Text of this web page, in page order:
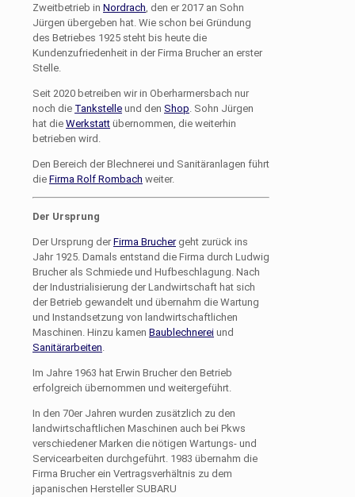
Zweitbetrieb in Nordrach , den er 2017 an Sohn
Jürgen übergeben hat. Wie schon bei Gründung
des Betriebes 1925 steht bis heute die
Kundenzufriedenheit in der Firma Brucher an erster
Stelle.
Seit 2020 betreiben wir in Oberharmersbach nur
noch die Tankstelle und den Shop . Sohn Jürgen
hat die Werkstatt übernommen, die weiterhin
betrieben wird.
Den Bereich der Blechnerei und Sanitäranlagen führt
die Firma Rolf Rombach weiter.
Der Ursprung
Der Ursprung der Firma Bruchergeht zurück ins
Jahr 1925. Damals entstand die Firma durch Ludwig
Brucher als Schmiede und Hufbeschlagung. Nach
der Industrialisierung der Landwirtschaft hat sich
der Betrieb gewandelt und übernahm die Wartung
und Instandsetzung von landwirtschaftlichen
Maschinen. Hinzu kamen Baublechnerei und
Sanitärarbeiten
Im Jahre 1963 hat Erwin Brucher den Betrieb
erfolgreich übernommen und weitergeführt.
In den 70er Jahren wurden zusätzlich zu den
landwirtschaftlichen Maschinen auch bei Pkws
verschiedener Marken die nötigen Wartungs- und
Servicearbeiten durchgeführt. 1983 übernahm die
Firma Brucher ein Vertragsverhältnis zu dem
japanischen Hersteller SUBARU